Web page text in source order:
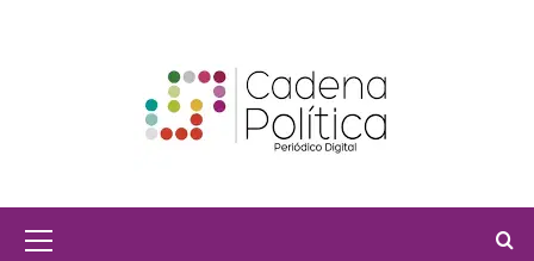
principal